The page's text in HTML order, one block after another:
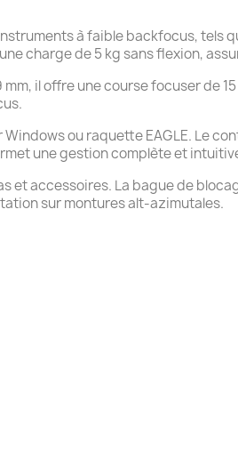
à faible backfocus, tels
charge de 5 kg sans flexion,
il offre une course focuser de
ou raquette EAGLE. Le
une gestion complète et
et accessoires. La bague de
sur montures alt-azimutales.